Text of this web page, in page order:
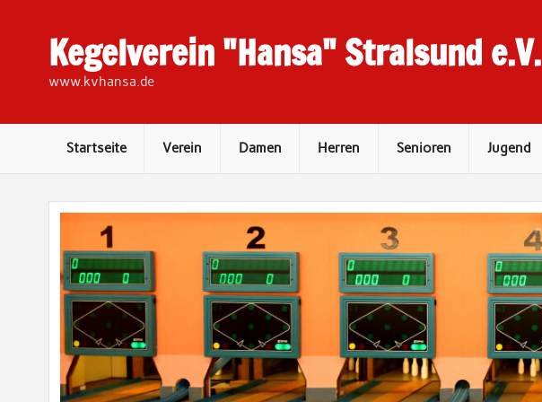
Kegelverein "Hansa" Stralsund e.V.
www.kvhansa.de
Startseite Verein Damen Herren Senioren Jugend